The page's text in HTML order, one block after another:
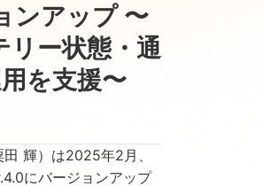
ンアップ 〜
ー状態・通
を支援〜
輝）は2025年2月、
にバージョンアップ